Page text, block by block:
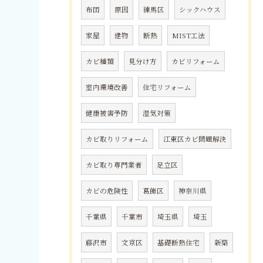
布団 原因 練馬区 シックハウス
家屋 建物 断熱 MIST工法
カビ種類 見分け方 カビリフォーム
室内環境改善 住宅リフォーム
健康被害予防 湿気対策
カビ取りリフォーム 江東区カビ問題解決
カビ取り専門業者 足立区
カビの危険性 葛飾区 神奈川県
千葉県 千葉市 埼玉県 埼玉
藤沢市 文京区 基礎断熱住宅 新築